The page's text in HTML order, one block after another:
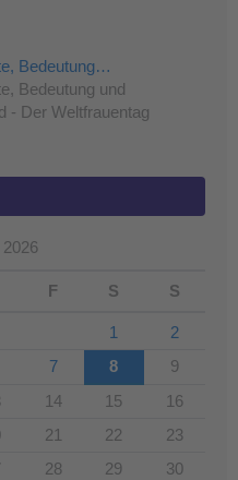
Bedeutung…
Bedeutung und
- Der Weltfrauentag
F S S
1
2
7 8
9
14 15
16
21 22
23
28 29
30